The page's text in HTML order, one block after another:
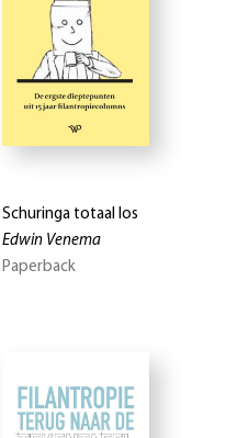
Schuringa totaal los
Edwin Venema
Paperback